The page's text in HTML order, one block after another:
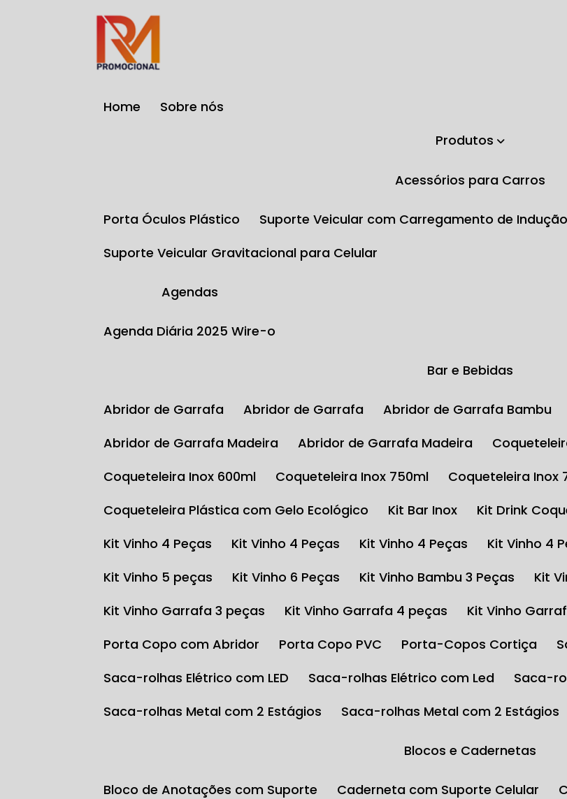
Home
Sobre nós
Produtos
Acessórios para Carros
Porta Óculos Plástico
Suporte Veicular com Carregamento de Indução
Suporte Veicular Gravitacional para Celular
Agendas
Agenda Diária 2025 Wire-o
Bar e Bebidas
Abridor de Garrafa Abridor de Garrafa Abridor de Garrafa Bambu
Abridor de Garrafa Madeira
Abridor de Garrafa Madeira
Coqueteleira Inox 600ml
Coqueteleira Inox 750ml Coqueteleira Inox
Coqueteleira Plástica com Gelo Ecológico
Kit Bar Inox Kit Drink
Kit Vinho 4 Peças
Kit Vinho 4 Peças Kit Vinho 4 Peças Kit Vinho 4
Kit Vinho 5 peças
Kit Vinho 6 Peças Kit Vinho Bambu 3 Peças
Kit
Kit Vinho Garrafa 3 peças
Kit Vinho Garrafa 4 peças Kit Vinho
Porta Copo com Abridor
Porta Copo PVC Porta-Copos Cortiça
Saca-rolhas Elétrico com LED
Saca-rolhas Elétrico com Led
Saca-
Saca-rolhas Metal com 2 Estágios
Saca-rolhas Metal com 2 Estágios
Blocos e Cadernetas
Bloco de Anotações com Suporte Caderneta com Suporte Celular